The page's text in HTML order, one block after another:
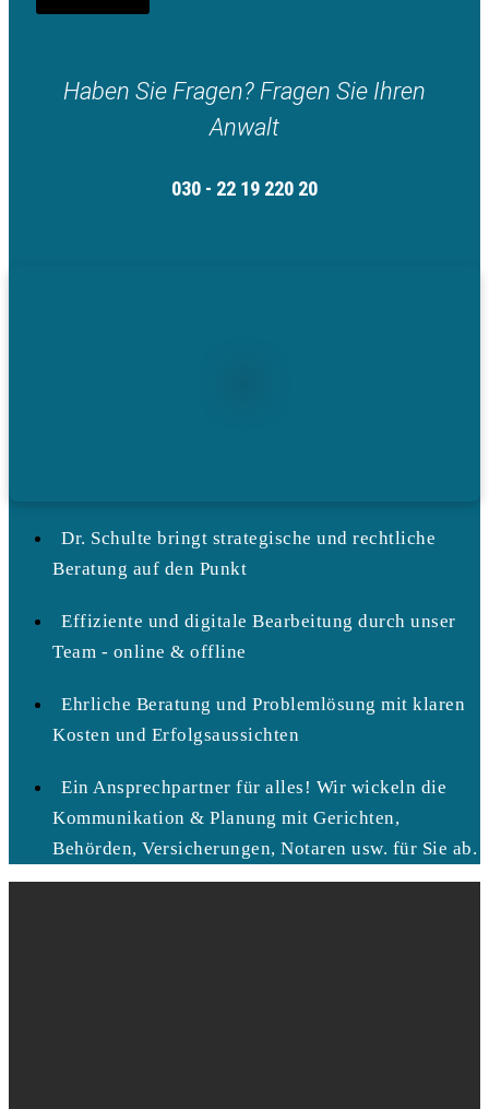
Haben Sie Fragen? Fragen Sie Ihren
Anwalt
030 - 22 19 220 20
Dr. Schulte bringt strategische und rechtliche
Beratung auf den Punkt
Effiziente und digitale Bearbeitung durch unser
Team - online & offline
Ehrliche Beratung und Problemlösung mit klaren
Kosten und Erfolgsaussichten
Ein Ansprechpartner für alles! Wir wickeln die
Kommunikation & Planung mit Gerichten,
Behörden, Versicherungen, Notaren usw. für Sie ab.